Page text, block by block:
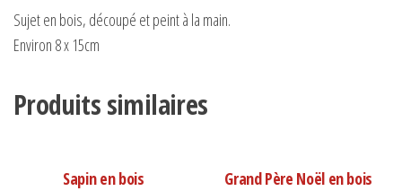
Sujet en bois, découpé et peint à la main.
Environ 8 x 15cm
Produits similaires
Sapin en bois Grand Père Noël en bois